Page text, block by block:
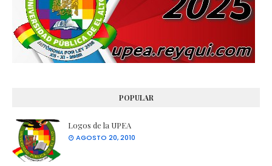
POPULAR
Logos de la UPEA
AGOSTO 20, 2010